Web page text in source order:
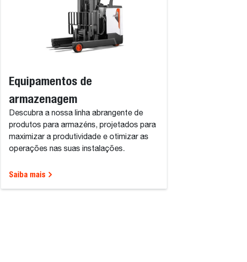
Equipamentos de
armazenagem
Descubra a nossa linha abrangente de
produtos para armazéns, projetados para
maximizar a produtividade e otimizar as
operações nas suas instalações.
Saiba mais